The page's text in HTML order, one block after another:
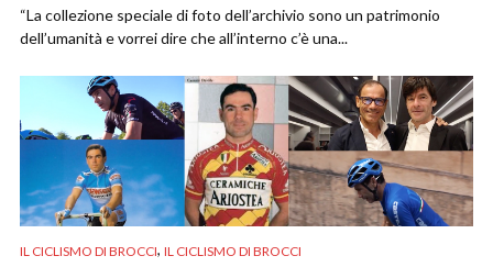
“La collezione speciale di foto dell’archivio sono un patrimonio
dell’umanità e vorrei dire che all’interno c’è una...
IL CICLISMO DI BROCCI, IL CICLISMO DI BROCCI